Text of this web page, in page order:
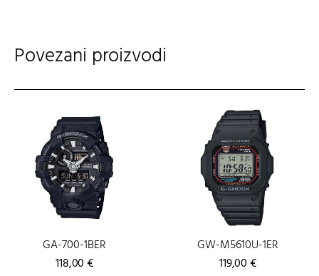
Povezani proizvodi
GA-700-1BER
118,00€
GW-M5610U-1ER
119,00€